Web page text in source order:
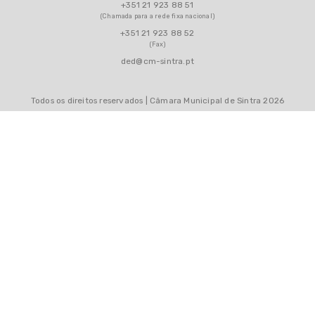
+351 21 923 88 51
(Chamada para a rede fixa nacional)
+351 21 923 88 52
(Fax)
ded@cm-sintra.pt
Todos os direitos reservados | Câmara Municipal de Sintra 2026